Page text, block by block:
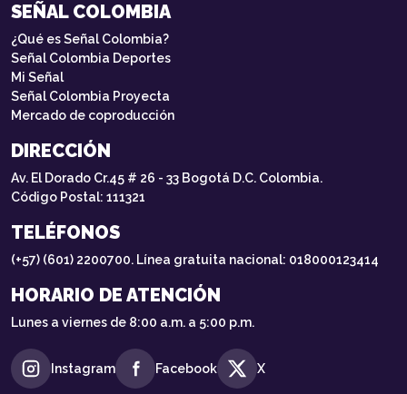
SEÑAL COLOMBIA
¿Qué es Señal Colombia?
Señal Colombia Deportes
Mi Señal
Señal Colombia Proyecta
Mercado de coproducción
DIRECCIÓN
Av. El Dorado Cr.45 # 26 - 33 Bogotá D.C. Colombia.
Código Postal: 111321
TELÉFONOS
(+57) (601) 2200700. Línea gratuita nacional: 018000123414
HORARIO DE ATENCIÓN
Lunes a viernes de 8:00 a.m. a 5:00 p.m.
Instagram Facebook X